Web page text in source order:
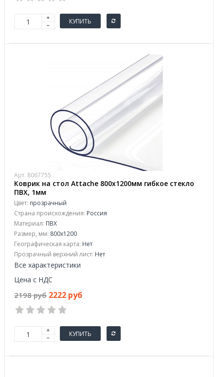
КУПИТЬ
Арт. 8067755
Коврик на стол Attaсhe 800х1200мм гибкое стекло
ПВХ, 1мм
Цвет: прозрачный
Страна происхождения: Россия
Материал: ПВХ
Размер, мм: 800х1200
Географическая карта: Нет
Прозрачный верхний лист: Нет
Все характеристики
Цена с НДС
2198 руб 2222 руб
КУПИТЬ